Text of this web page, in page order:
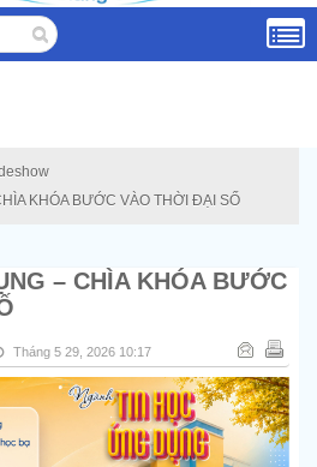
KHÓA BƯỚC VÀO THỜI ĐẠI SỐ
– CHÌA KHÓA BƯỚC
Tháng 5 29, 2026 10:17